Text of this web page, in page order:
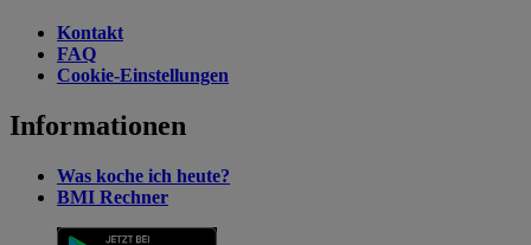
Kontakt
FAQ
Cookie-Einstellungen
Informationen
Was koche ich heute?
BMI Rechner